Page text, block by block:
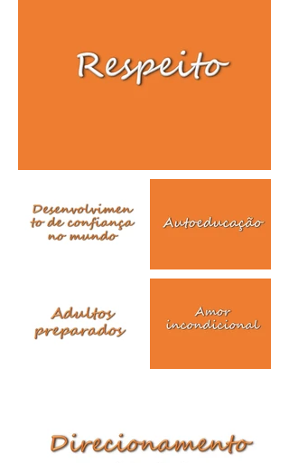
descobertas e pela aprendizagem